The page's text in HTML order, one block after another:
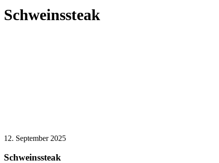
Schweinssteak
12. September 2025
Schweinssteak